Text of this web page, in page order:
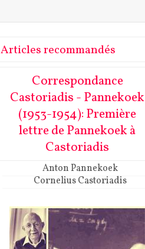
Articles recommandés
Correspondance
Castoriadis - Pannekoek
(1953-1954): Première
lettre de Pannekoek à
Castoriadis
Anton Pannekoek
Cornelius Castoriadis